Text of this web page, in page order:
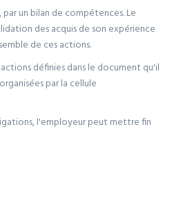
un bilan de compétences. Le
des acquis de son expérience
de ces actions.
définies dans le document qu'il
par la cellule
l'employeur peut mettre fin